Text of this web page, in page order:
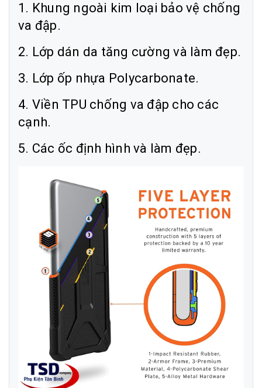
1. Khung ngoài kim loại bảo vệ chống
va đập.
2. Lớp dán da tăng cường và làm đẹp.
3. Lớp ốp nhựa Polycarbonate.
4. Viền TPU chống va đập cho các
cạnh.
5. Các ốc định hình và làm đẹp.